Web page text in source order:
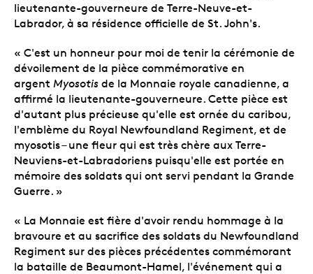
lieutenante-gouverneure de Terre-Neuve-et-
Labrador, à sa résidence officielle de St. John's.
« C'est un honneur pour moi de tenir la cérémonie de
dévoilement de la pièce commémorative en
argent Myosotis de la Monnaie royale canadienne, a
affirmé la lieutenante-gouverneure. Cette pièce est
d'autant plus précieuse qu'elle est ornée du caribou,
l'emblème du Royal Newfoundland Regiment, et de
myosotis – une fleur qui est très chère aux Terre-
Neuviens-et-Labradoriens puisqu'elle est portée en
mémoire des soldats qui ont servi pendant la Grande
Guerre. »
« La Monnaie est fière d'avoir rendu hommage à la
bravoure et au sacrifice des soldats du Newfoundland
Regiment sur des pièces précédentes commémorant
la bataille de Beaumont-Hamel, l'événement qui a